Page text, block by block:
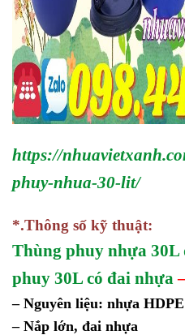
https://
phuy-nhua-30-lit/
*.Thông số kỹ thuật:
Thùng phuy nhựa 30L
phuy 30L có đai nhựa
– Nguyên liệu: nhựa HDPE
– Nắp lớn, đai nhựa